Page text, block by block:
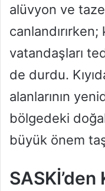
alüvyon ve
canlandırırken;
vatandaşları
de durdu.
alanlarının
bölgedeki
büyük önem